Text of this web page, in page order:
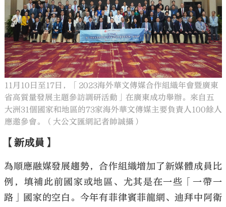
11月10日至17日，「2023海外華文傳媒合作組織年會暨廣東
省高質量發展主題參訪調研活動」在廣東成功舉辦。來自五
大洲31個國家和地區的73家海外華文傳媒主要負責人100餘人
應邀參會。（大公文匯網記者帥誠攝）
【新成員】
為順應融媒發展趨勢，合作組織增加了新媒體成員比
例，填補此前國家或地區、尤其是在一些「一帶一
路」國家的空白。今年有菲律賓菲龍網、迪拜中阿衛